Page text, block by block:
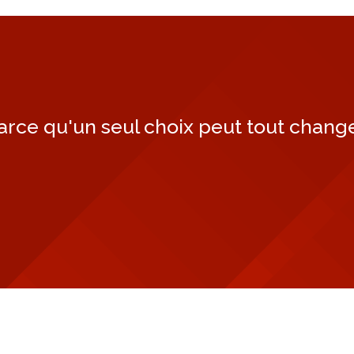
qu'un seul choix peut tout